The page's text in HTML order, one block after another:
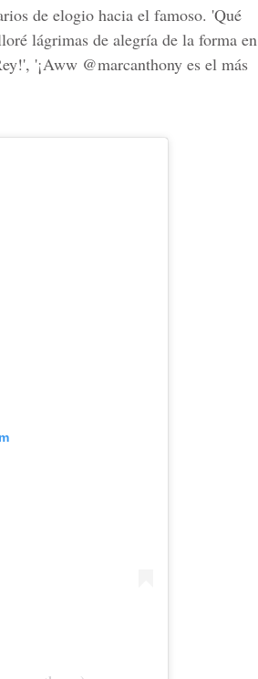
de elogio hacia el famoso. 'Qué
lágrimas de alegría de la forma en
'¡Aww @marcanthony es el más